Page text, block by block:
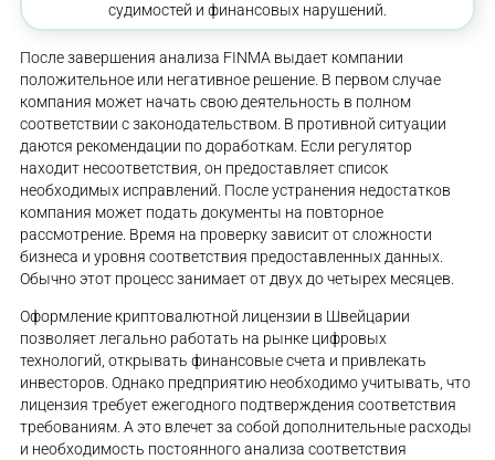
судимостей и финансовых нарушений.
После завершения анализа FINMA выдает компании
положительное или негативное решение. В первом случае
компания может начать свою деятельность в полном
соответствии с законодательством. В противной ситуации
даются рекомендации по доработкам. Если регулятор
находит несоответствия, он предоставляет список
необходимых исправлений. После устранения недостатков
компания может подать документы на повторное
рассмотрение. Время на проверку зависит от сложности
бизнеса и уровня соответствия предоставленных данных.
Обычно этот процесс занимает от двух до четырех месяцев.
Оформление криптовалютной лицензии в Швейцарии
позволяет легально работать на рынке цифровых
технологий, открывать финансовые счета и привлекать
инвесторов. Однако предприятию необходимо учитывать, что
лицензия требует ежегодного подтверждения соответствия
требованиям. А это влечет за собой дополнительные расходы
и необходимость постоянного анализа соответствия